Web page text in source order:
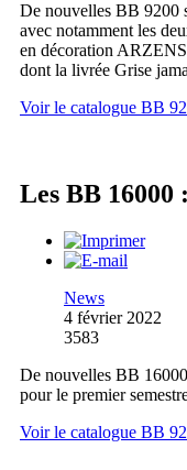
De nouvelles BB 9200
avec notamment les
en décoration
dont la livrée Grise
Voir le catalogue BB
Les BB 16000
News
4 février 2022
3583
De nouvelles BB
pour le premier
Voir le catalogue BB